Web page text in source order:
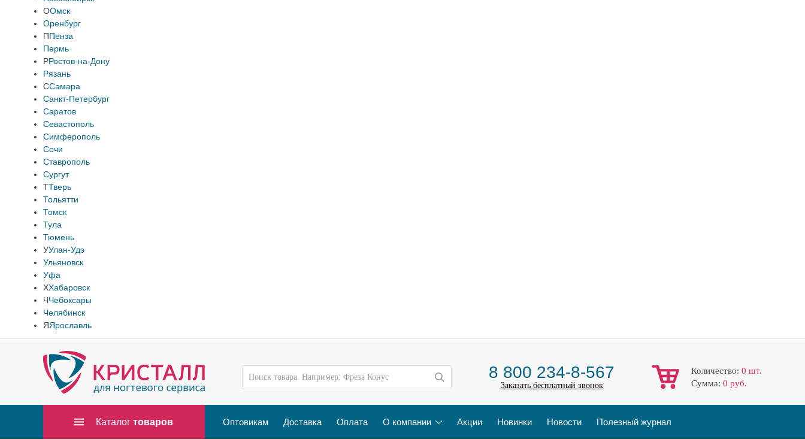
ООмск
Оренбург
ППенза
Пермь
РРостов-на-Дону
Рязань
ССамара
Санкт-Петербург
Саратов
Севастополь
Симферополь
Сочи
Ставрополь
Сургут
ТТверь
Тольятти
Томск
Тула
Тюмень
УУлан-Удэ
Ульяновск
Уфа
ХХабаровск
ЧЧебоксары
Челябинск
ЯЯрославль
8 800 234-8-567
Заказать бесплатный звонок
Количество: 0 шт.
Cумма: 0 руб.
Каталог товаров Оптовикам Доставка Оплата О компании Акции Новинки Новости Полезный журнал